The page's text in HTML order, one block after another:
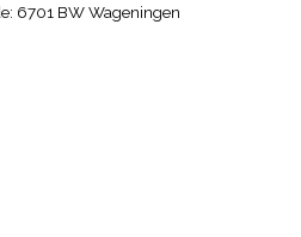
6701 BW Wageningen